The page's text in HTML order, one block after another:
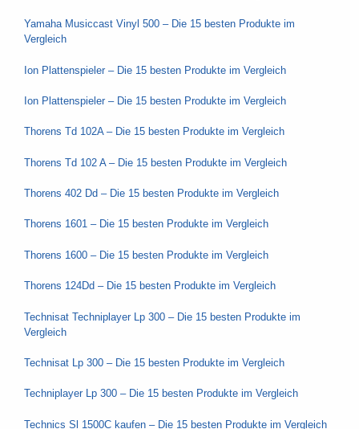
Yamaha Musiccast Vinyl 500 – Die 15 besten Produkte im
Vergleich
Ion Plattenspieler – Die 15 besten Produkte im Vergleich
Ion Plattenspieler – Die 15 besten Produkte im Vergleich
Thorens Td 102A – Die 15 besten Produkte im Vergleich
Thorens Td 102 A – Die 15 besten Produkte im Vergleich
Thorens 402 Dd – Die 15 besten Produkte im Vergleich
Thorens 1601 – Die 15 besten Produkte im Vergleich
Thorens 1600 – Die 15 besten Produkte im Vergleich
Thorens 124Dd – Die 15 besten Produkte im Vergleich
Technisat Techniplayer Lp 300 – Die 15 besten Produkte im
Vergleich
Technisat Lp 300 – Die 15 besten Produkte im Vergleich
Techniplayer Lp 300 – Die 15 besten Produkte im Vergleich
Technics Sl 1500C kaufen – Die 15 besten Produkte im Vergleich